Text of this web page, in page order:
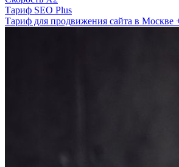
Тариф SEO Plus
Тариф для продвижения сайта в Москве